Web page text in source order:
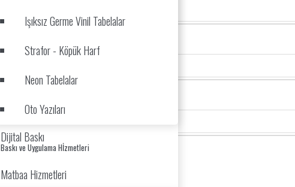
Işıksız Germe Vinil Tabelalar
Strafor - Köpük Harf
Neon Tabelalar
Oto Yazıları
Dijital Baskı
Baskı ve Uygulama Hİzmetleri
Matbaa Hizmetleri